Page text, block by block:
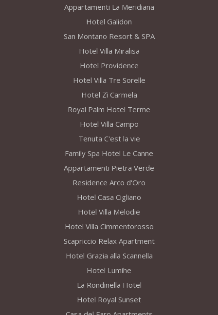
Appartamenti La Meridiana
Hotel Galidon
San Montano Resort & SPA
Hotel Villa Miralisa
Hotel Providence
Hotel Villa Tre Sorelle
Hotel Zì Carmela
Royal Palm Hotel Terme
Hotel Villa Campo
Tenuta C'est la vie
Family Spa Hotel Le Canne
Appartamenti Pietra Verde
Residence Arco d'Oro
Hotel Casa Cigliano
Hotel Villa Melodie
Hotel Villa Cimmentorosso
Scapriccio Relax Apartment
Hotel Grazia alla Scannella
Hotel Lumihe
La Rondinella Hotel
Hotel Royal Sunset